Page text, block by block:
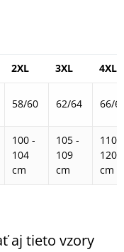
2XL 3XL 4XL
58/60 62/64 66/
100 -
104
cm
105 -
109
cm
110 -
120
cm
aj tieto vzory